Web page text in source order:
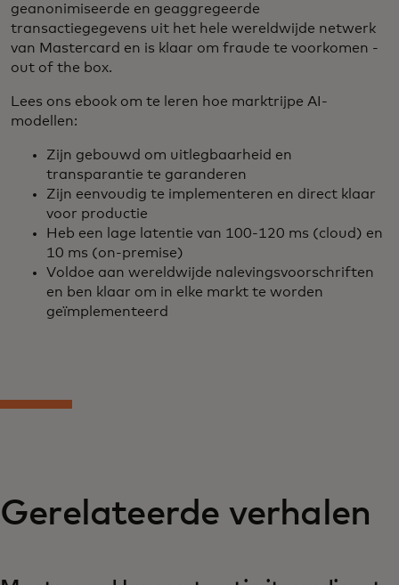
geanonimiseerde en geaggregeerde
transactiegegevens uit het hele wereldwijde netwerk
van Mastercard en is klaar om fraude te voorkomen -
out of the box.
Lees ons ebook om te leren hoe marktrijpe AI-
modellen:
Zijn gebouwd om uitlegbaarheid en
transparantie te garanderen
Zijn eenvoudig te implementeren en direct klaar
voor productie
Heb een lage latentie van 100-120 ms (cloud) en
10 ms (on-premise)
Voldoe aan wereldwijde nalevingsvoorschriften
en ben klaar om in elke markt te worden
geïmplementeerd
Gerelateerde verhalen